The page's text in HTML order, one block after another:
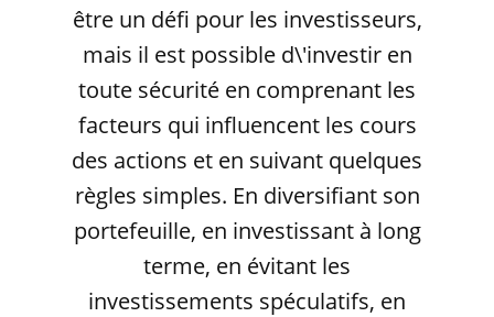
être un défi pour les investisseurs,
mais il est possible d\'investir en
toute sécurité en comprenant les
facteurs qui influencent les cours
des actions et en suivant quelques
règles simples. En diversifiant son
portefeuille, en investissant à long
terme, en évitant les
investissements spéculatifs, en